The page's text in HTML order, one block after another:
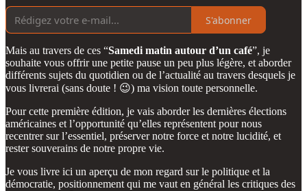
S'abonner
Mais au travers de ces “Samedi matin autour d’un café”, je
souhaite vous offrir une petite pause un peu plus légère, et aborder
différents sujets du quotidien ou de l’actualité au travers desquels je
vous livrerai (sans doute ! 😉) ma vision toute personnelle.
Pour cette première édition, je vais aborder les dernières élections
américaines et l’opportunité qu’elles représentent pour nous
recentrer sur l’essentiel, préserver notre force et notre lucidité, et
rester souverains de notre propre vie.
Je vous livre ici un aperçu de mon regard sur le politique et la
démocratie, positionnement qui me vaut en général les critiques des